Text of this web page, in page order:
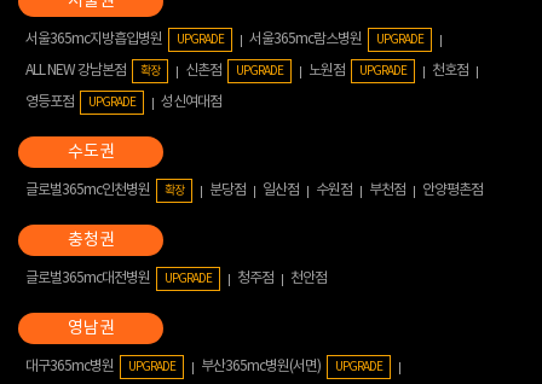
서울365mc지방흡입병원 UPGRADE 서울365mc람스병원 UPGRADE
ALL NEW 강남본점 확장 신촌점 UPGRADE 노원점 UPGRADE
천호점
영등포점
UPGRADE 성신여대점
글로벌365mc인천병원 확장 분당점 일산점 수원점 부천점 안양평촌점
글로벌365mc대전병원 UPGRADE 청주점 천안점
대구365mc병원 UPGRADE 부산365mc병원(서면) UPGRADE